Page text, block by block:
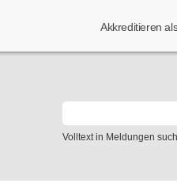
Akkreditieren
Volltext in Meldungen